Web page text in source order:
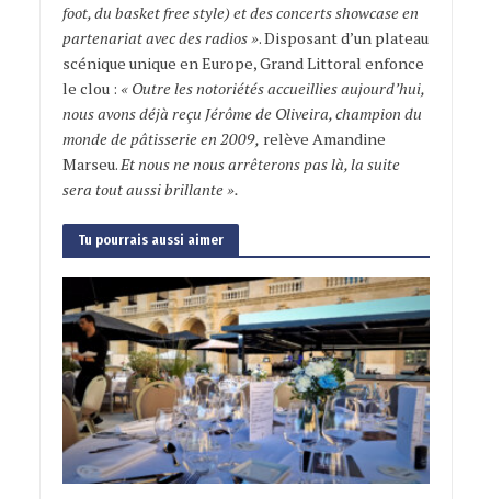
foot, du basket free style) et des concerts showcase en
partenariat avec des radios ». Disposant d’un plateau
scénique unique en Europe, Grand Littoral enfonce
le clou : « Outre les notoriétés accueillies aujourd’hui,
nous avons déjà reçu Jérôme de Oliveira, champion du
monde de pâtisserie en 2009, relève Amandine
Marseu.Et nous ne nous arrêterons pas là, la suite
sera tout aussi brillante ».
Tu pourrais aussi aimer